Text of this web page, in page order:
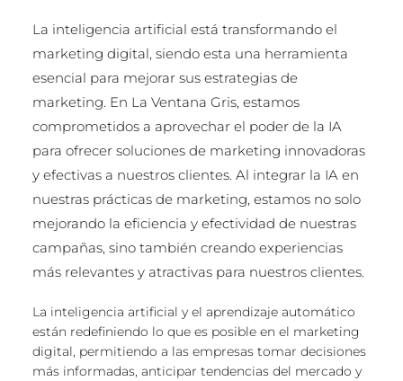
La inteligencia artificial está transformando el
marketing digital, siendo esta una herramienta
esencial para mejorar sus estrategias de
marketing. En La Ventana Gris, estamos
comprometidos a aprovechar el poder de la IA
para ofrecer soluciones de marketing innovadoras
y efectivas a nuestros clientes. Al integrar la IA en
nuestras prácticas de marketing, estamos no solo
mejorando la eficiencia y efectividad de nuestras
campañas, sino también creando experiencias
más relevantes y atractivas para nuestros clientes.
La inteligencia artificial y el aprendizaje automático
están redefiniendo lo que es posible en el marketing
digital, permitiendo a las empresas tomar decisiones
más informadas, anticipar tendencias del mercado y